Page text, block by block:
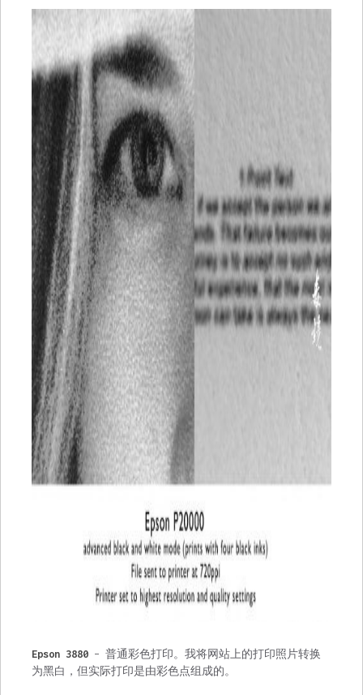
Epson 3880– 普通彩色打印。我将网站上的打印照片转换
为黑白，但实际打印是由彩色点组成的。